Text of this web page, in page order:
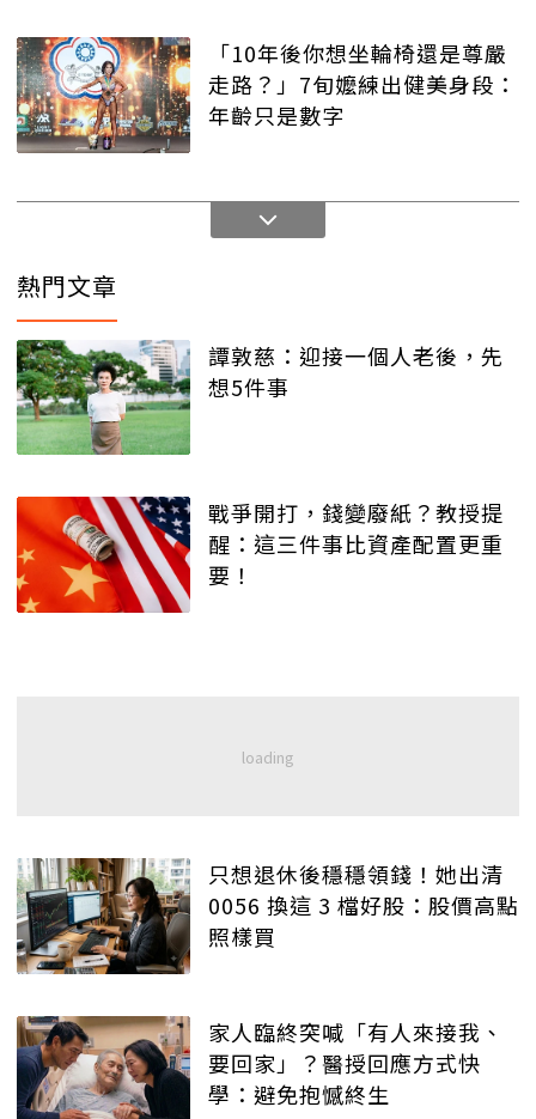
「10年後你想坐輪椅還是尊嚴
走路？」7旬嬤練出健美身段：
年齡只是數字
熱門文章
譚敦慈：迎接一個人老後，先
想5件事
戰爭開打，錢變廢紙？教授提
醒：這三件事比資產配置更重
要！
只想退休後穩穩領錢！她出清
0056 換這 3 檔好股：股價高點
照樣買
家人臨終突喊「有人來接我、
要回家」？醫授回應方式快
學：避免抱憾終生